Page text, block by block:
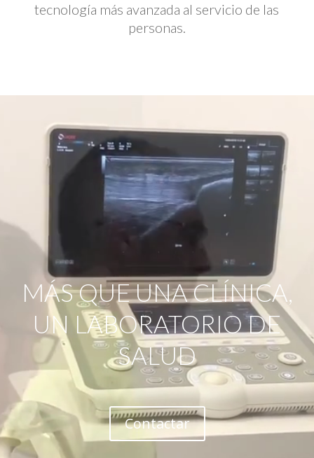
tecnología más avanzada al servicio de las
personas.
MÁS QUE UNA CLÍNICA,
UN LABORATORIO DE
SALUD
Contactar